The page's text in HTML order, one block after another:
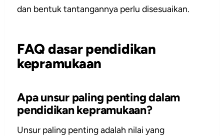
dan bentuk tantangannya perlu disesuaikan.
FAQ dasar pendidikan
kepramukaan
Apa unsur paling penting dalam
pendidikan kepramukaan?
Unsur paling penting adalah nilai yang